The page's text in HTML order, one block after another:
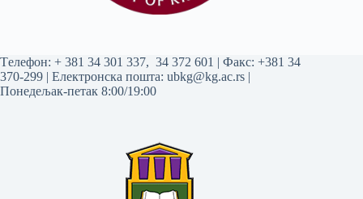
Tелефон: + 381 34 301 337, 34 372 601 | Факс: +381 34
370-299 | Електронска пошта: ubkg@kg.ac.rs |
Понедељак-петак 8:00/19:00